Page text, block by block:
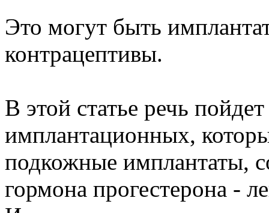
Это могут быть
контрацептивы.
В этой статье речь
имплантационных,
подкожные имплантаты,
гормона прогестерона -